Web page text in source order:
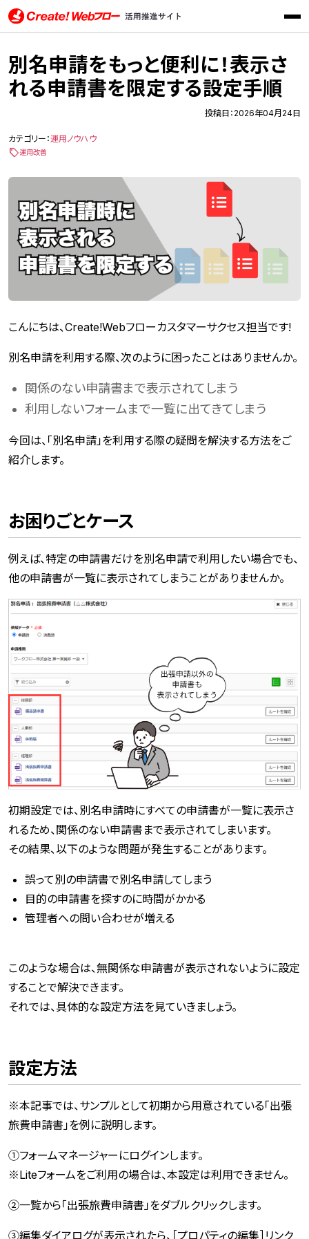
Create!Webフロー活用推進サイト インフォテック株式会社
メ
別名申請をもっと便利に！表示さ
れる申請書を限定する設定手順
投稿日：2026年04月24日
カテゴリー：運用ノウハウ
運用改善
こんにちは、Create!Webフローカスタマーサクセス担当です!
別名申請を利用する際、次のように困ったことはありませんか。
関係のない申請書まで表示されてしまう
利用しないフォームまで一覧に出てきてしまう
今回は、「別名申請」を利用する際の疑問を解決する方法をご
紹介します。
お困りごとケース
例えば、特定の申請書だけを別名申請で利用したい場合でも、
他の申請書が一覧に表示されてしまうことがありませんか。
初期設定では、別名申請時にすべての申請書が一覧に表示さ
れるため、関係のない申請書まで表示されてしまいます。
その結果、以下のような問題が発生することがあります。
誤って別の申請書で別名申請してしまう
目的の申請書を探すのに時間がかかる
管理者への問い合わせが増える
このような場合は、無関係な申請書が表示されないように設定
することで解決できます。
それでは、具体的な設定方法を見ていきましょう。
設定方法
※本記事では、サンプルとして初期から用意されている「出張
旅費申請書」を例に説明します。
①フォームマネージャーにログインします。
※Liteフォームをご利用の場合は、本設定は利用できません。
②一覧から「出張旅費申請書」をダブルクリックします。
③編集ダイアログが表示されたら、［プロパティの編集］リンク